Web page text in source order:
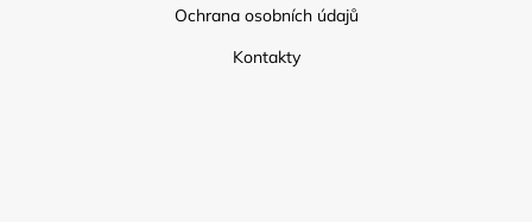
Ochrana osobních údajů
Kontakty